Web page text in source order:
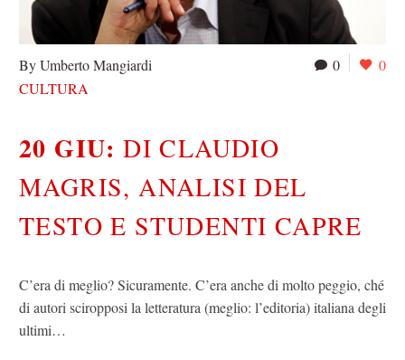
0 0
By Umberto Mangiardi
CULTURA
20 GIU:DI CLAUDIO
MAGRIS, ANALISI DEL
TESTO E STUDENTI CAPRE
C’era di meglio? Sicuramente. C’era anche di molto peggio, ché
di autori sciropposi la letteratura (meglio: l’editoria) italiana degli
ultimi…